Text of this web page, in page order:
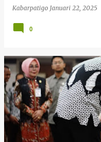
Kabarpatigo Januari 22, 2025
0